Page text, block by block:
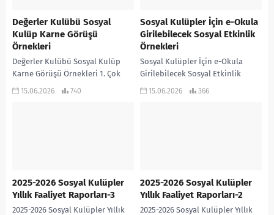
Değerler Kulübü Sosyal
Kulüp Karne Görüşü
Örnekleri
Değerler Kulübü Sosyal Kulüp
Karne Görüşü Örnekleri 1. Çok
aktif ve örnek öğrenciler için
15.06.2026 740
Sosyal Kulüpler İçin e-Okula
Girilebilecek Sosyal Etkinlik
Örnekleri
Sosyal Kulüpler İçin e-Okula
Girilebilecek Sosyal Etkinlik
Örnekleri Aşağıdaki etkinlikler E-
15.06.2026 366
2025-2026 Sosyal Kulüpler
Yıllık Faaliyet Raporları-3
2025-2026 Sosyal Kulüpler Yıllık
2025-2026 Sosyal Kulüpler
Yıllık Faaliyet Raporları-2
2025-2026 Sosyal Kulüpler Yıllık